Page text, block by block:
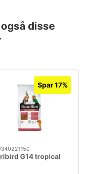
disse
Spar 17%
G14 tropical